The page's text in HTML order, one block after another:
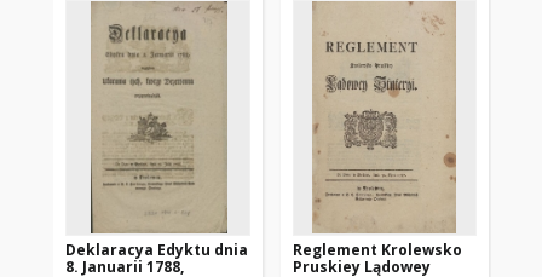
Deklaracya Edyktu dnia
8. Januarii 1788,
Reglement Krolewsko
Pruskiey Lądowey